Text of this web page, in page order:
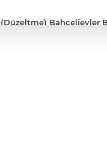
(Düzeltme) Bahçelievler